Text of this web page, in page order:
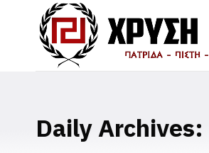
Daily Archives: